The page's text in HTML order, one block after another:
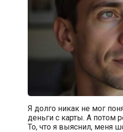
Я долго никак не мог
деньги с карты. А потом
То, что я выяснил, меня